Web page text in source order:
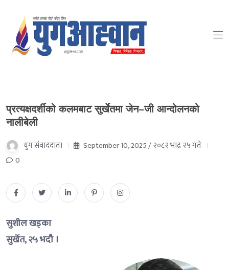
प्रत्यक्षदर्शीको कलमबाट सुर्खेतमा जेन–जी आन्दोलनको
नालीबेली
युग संवाददाता
September 10, 2025 / २०८२ भाद्र २५ गते
0
सुशील खड्का
सुर्खेत, २५ भदौ ।